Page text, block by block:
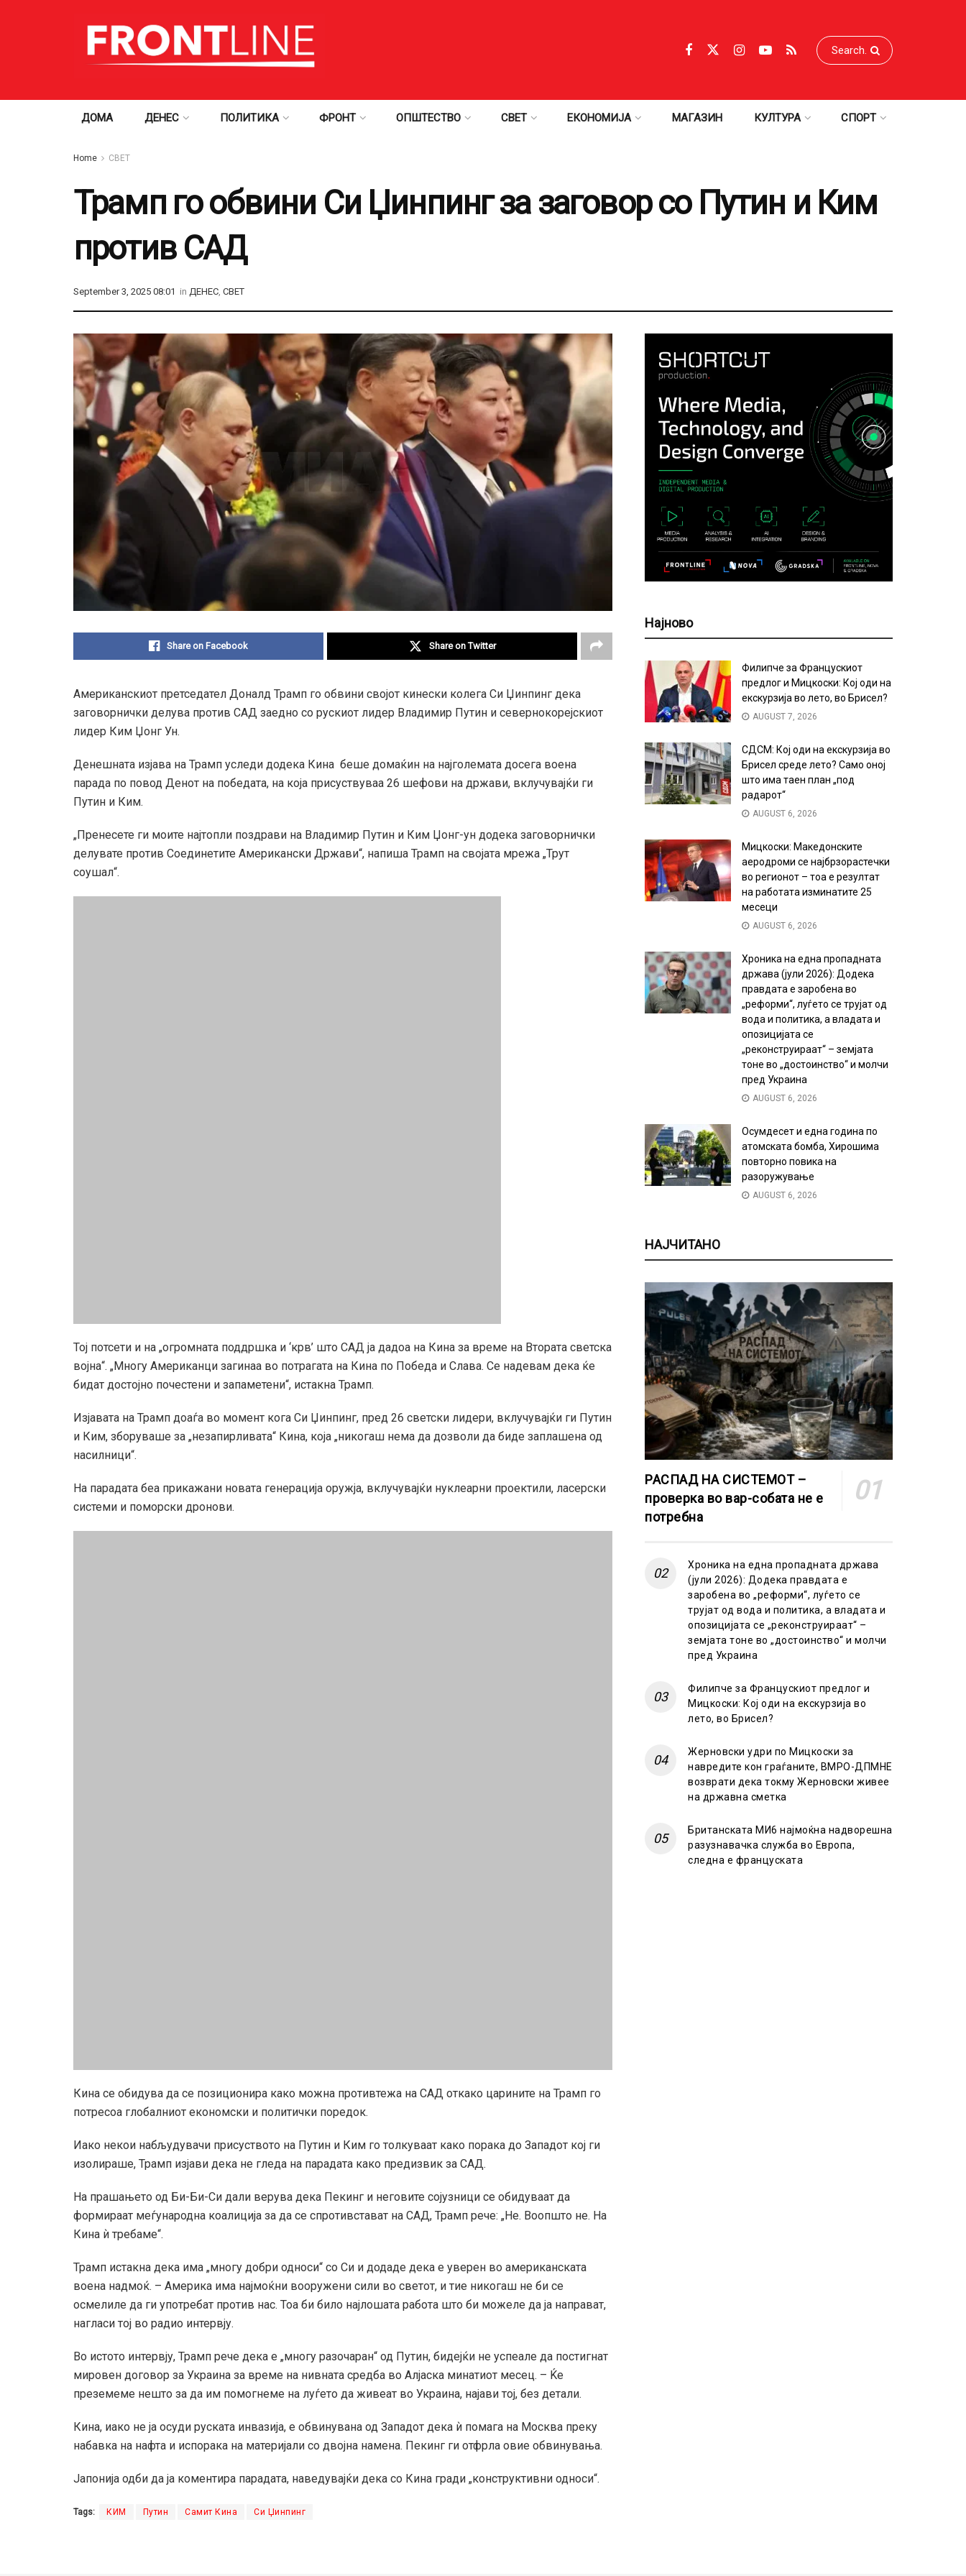
ДОМА ДЕНЕС ПОЛИТИКА ФРОНТ ОПШТЕСТВО СВЕТ ЕКОНОМИЈА МАГАЗИН КУЛТУРА СПОРТ
Home СВЕТ
Трамп го обвини Си Џинпинг за заговор со Путин и Ким
против САД
September 3, 2025 08:01 in ДЕНЕС, СВЕТ
Share on Facebook Share on Twitter
Американскиот претседател Доналд Трамп го обвини својот кинески колега Си Џинпинг дека
заговорнички делува против САД заедно со рускиот лидер Владимир Путин и севернокорејскиот
лидер Ким Џонг Ун.
Денешната изјава на Трамп уследи додека Кина беше домаќин на најголемата досега воена
парада по повод Денот на победата, на која присуствуваа 26 шефови на држави, вклучувајќи ги
Путин и Ким.
„Пренесете ги моите најтопли поздрави на Владимир Путин и Ким Џонг-ун додека заговорнички
делувате против Соединетите Американски Држави“, напиша Трамп на својата мрежа „Трут
соушал“.
Тој потсети и на „огромната поддршка и ‘крв’ што САД ја дадоа на Кина за време на Втората светска
војна“. „Многу Американци загинаа во потрагата на Кина по Победа и Слава. Се надевам дека ќе
бидат достојно почестени и запаметени“, истакна Трамп.
Изјавата на Трамп доаѓа во момент кога Си Џинпинг, пред 26 светски лидери, вклучувајќи ги Путин
и Ким, зборуваше за „незапирливата“ Кина, која „никогаш нема да дозволи да биде заплашена од
насилници“.
На парадата беа прикажани новата генерација оружја, вклучувајќи нуклеарни проектили, ласерски
системи и поморски дронови.
Кина се обидува да се позиционира како можна противтежа на САД откако царините на Трамп го
потресоа глобалниот економски и политички поредок.
Иако некои набљудувачи присуството на Путин и Ким го толкуваат како порака до Западот кој ги
изолираше, Трамп изјави дека не гледа на парадата како предизвик за САД.
На прашањето од Би-Би-Си дали верува дека Пекинг и неговите сојузници се обидуваат да
формираат меѓународна коалиција за да се спротивстават на САД, Трамп рече: „Не. Воопшто не. На
Кина ѝ требаме“.
Трамп истакна дека има „многу добри односи“ со Си и додаде дека е уверен во американската
воена надмоќ. – Америка има најмоќни вооружени сили во светот, и тие никогаш не би се
осмелиле да ги употребат против нас. Тоа би било најлошата работа што би можеле да ја направат,
нагласи тој во радио интервју.
Во истото интервју, Трамп рече дека е „многу разочаран“ од Путин, бидејќи не успеале да постигнат
мировен договор за Украина за време на нивната средба во Алјаска минатиот месец. – Ќе
преземеме нешто за да им помогнеме на луѓето да живеат во Украина, најави тој, без детали.
Кина, иако не ја осуди руската инвазија, е обвинувана од Западот дека ѝ помага на Москва преку
набавка на нафта и испорака на материјали со двојна намена. Пекинг ги отфрла овие обвинувања.
Јапонија одби да ја коментира парадата, наведувајќи дека со Кина гради „конструктивни односи“.
Tags: КИМ Путин Самит Кина Си Џинпинг
Најново
Филипче за Францускиот
предлог и Мицкоски: Кој оди на
екскурзија во лето, во Брисел?
AUGUST 7, 2026
СДСМ: Кој оди на екскурзија во
Брисел среде лето? Само оној
што има таен план „под
радарот“
AUGUST 6, 2026
Мицкоски: Македонските
аеродроми се најбрзорастечки
во регионот – тоа е резултат
на работата изминатите 25
месеци
AUGUST 6, 2026
Хроника на една пропадната
држава (јули 2026): Додека
правдата е заробена во
„реформи“, луѓето се трујат од
вода и политика, а владата и
опозицијата се
„реконструираат“ – земјата
тоне во „достоинство“ и молчи
пред Украина
AUGUST 6, 2026
Осумдесет и една година по
атомската бомба, Хирошима
повторно повика на
разоружување
AUGUST 6, 2026
НАЈЧИТАНО
РАСПАД НА СИСТЕМОТ –
проверка во вар-собата не е
потребна
Хроника на една пропадната држава
(јули 2026): Додека правдата е
заробена во „реформи“, луѓето се
трујат од вода и политика, а владата и
опозицијата се „реконструираат“ –
земјата тоне во „достоинство“ и молчи
пред Украина
Филипче за Францускиот предлог и
Мицкоски: Кој оди на екскурзија во
лето, во Брисел?
Жерновски удри по Мицкоски за
навредите кон граѓаните, ВМРО-ДПМНЕ
возврати дека токму Жерновски живее
на државна сметка
Британската МИ6 најмоќна надворешна
разузнавачка служба во Европа,
следна е француската